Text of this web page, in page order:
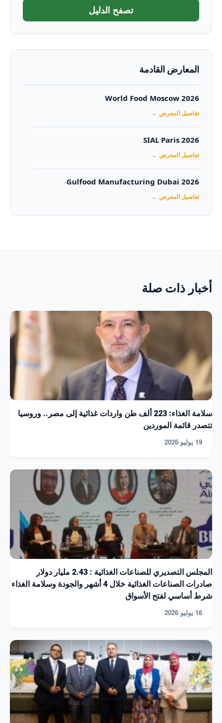
تصفح الدليل
المعارض القادمة
World Food Moscow 2026
تفاصيل المعرض ←
SIAL Paris 2026
تفاصيل المعرض ←
Gulfood Manufacturing Dubai 2026‏
تفاصيل المعرض ←
أخبار ذات صلة
سلامة الغذاء: 223 ألف طن واردات غذائية إلى مصر.. وروسيا
تتصدر قائمة الموردين
19 يوليو 2026
المجلس التصديري للصناعات الغذائية : 2.43 مليار دولار
صادرات الصناعات الغذائية خلال 4 أشهر والجودة وسلامة الغذاء
شرط أساسي لفتح الأسواق
16 يوليو 2026